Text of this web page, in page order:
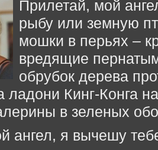
Прилетай, мой
рыбу или земную
мошки в перьях –
вредящие
обрубок дерева
ладони Кинг-Конга
в зеленых
ангел, я вычешу